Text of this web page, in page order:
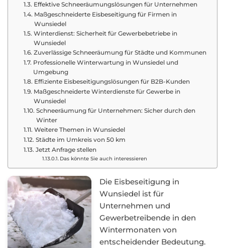
Effektive Schneeräumungslösungen für Unternehmen
Maßgeschneiderte Eisbeseitigung für Firmen in
Wunsiedel
Winterdienst: Sicherheit für Gewerbebetriebe in
Wunsiedel
Zuverlässige Schneeräumung für Städte und Kommunen
Professionelle Winterwartung in Wunsiedel und
Umgebung
Effiziente Eisbeseitigungslösungen für B2B-Kunden
Maßgeschneiderte Winterdienste für Gewerbe in
Wunsiedel
Schneeräumung für Unternehmen: Sicher durch den
Winter
Weitere Themen in Wunsiedel
Städte im Umkreis von 50 km
Jetzt Anfrage stellen
Das könnte Sie auch interessieren
Die Eisbeseitigung in
Wunsiedel ist für
Unternehmen und
Gewerbetreibende in den
Wintermonaten von
entscheidender Bedeutung.